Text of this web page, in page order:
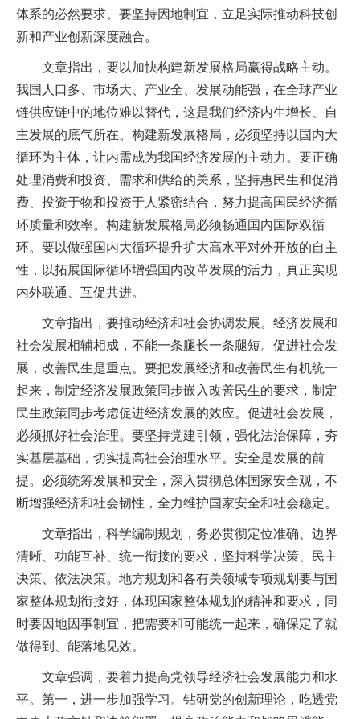
体系的必然要求。要坚持因地制宜，立足实际推动科技创
新和产业创新深度融合。
文章指出，要以加快构建新发展格局赢得战略主动。
我国人口多、市场大、产业全、发展动能强，在全球产业
链供应链中的地位难以替代，这是我们经济内生增长、自
主发展的底气所在。构建新发展格局，必须坚持以国内大
循环为主体，让内需成为我国经济发展的主动力。要正确
处理消费和投资、需求和供给的关系，坚持惠民生和促消
费、投资于物和投资于人紧密结合，努力提高国民经济循
环质量和效率。构建新发展格局必须畅通国内国际双循
环。要以做强国内大循环提升扩大高水平对外开放的自主
性，以拓展国际循环增强国内改革发展的活力，真正实现
内外联通、互促共进。
文章指出，要推动经济和社会协调发展。经济发展和
社会发展相辅相成，不能一条腿长一条腿短。促进社会发
展，改善民生是重点。要把发展经济和改善民生有机统一
起来，制定经济发展政策同步嵌入改善民生的要求，制定
民生政策同步考虑促进经济发展的效应。促进社会发展，
必须抓好社会治理。要坚持党建引领，强化法治保障，夯
实基层基础，切实提高社会治理水平。安全是发展的前
提。必须统筹发展和安全，深入贯彻总体国家安全观，不
断增强经济和社会韧性，全力维护国家安全和社会稳定。
文章指出，科学编制规划，务必贯彻定位准确、边界
清晰、功能互补、统一衔接的要求，坚持科学决策、民主
决策、依法决策。地方规划和各有关领域专项规划要与国
家整体规划衔接好，体现国家整体规划的精神和要求，同
时要因地因事制宜，把需要和可能统一起来，确保定了就
做得到、能落地见效。
文章强调，要着力提高党领导经济社会发展能力和水
平。第一，进一步加强学习。钻研党的创新理论，吃透党